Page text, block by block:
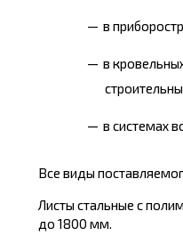
в
в
в системах
Все виды
Листы стальные с
до 1800 мм.